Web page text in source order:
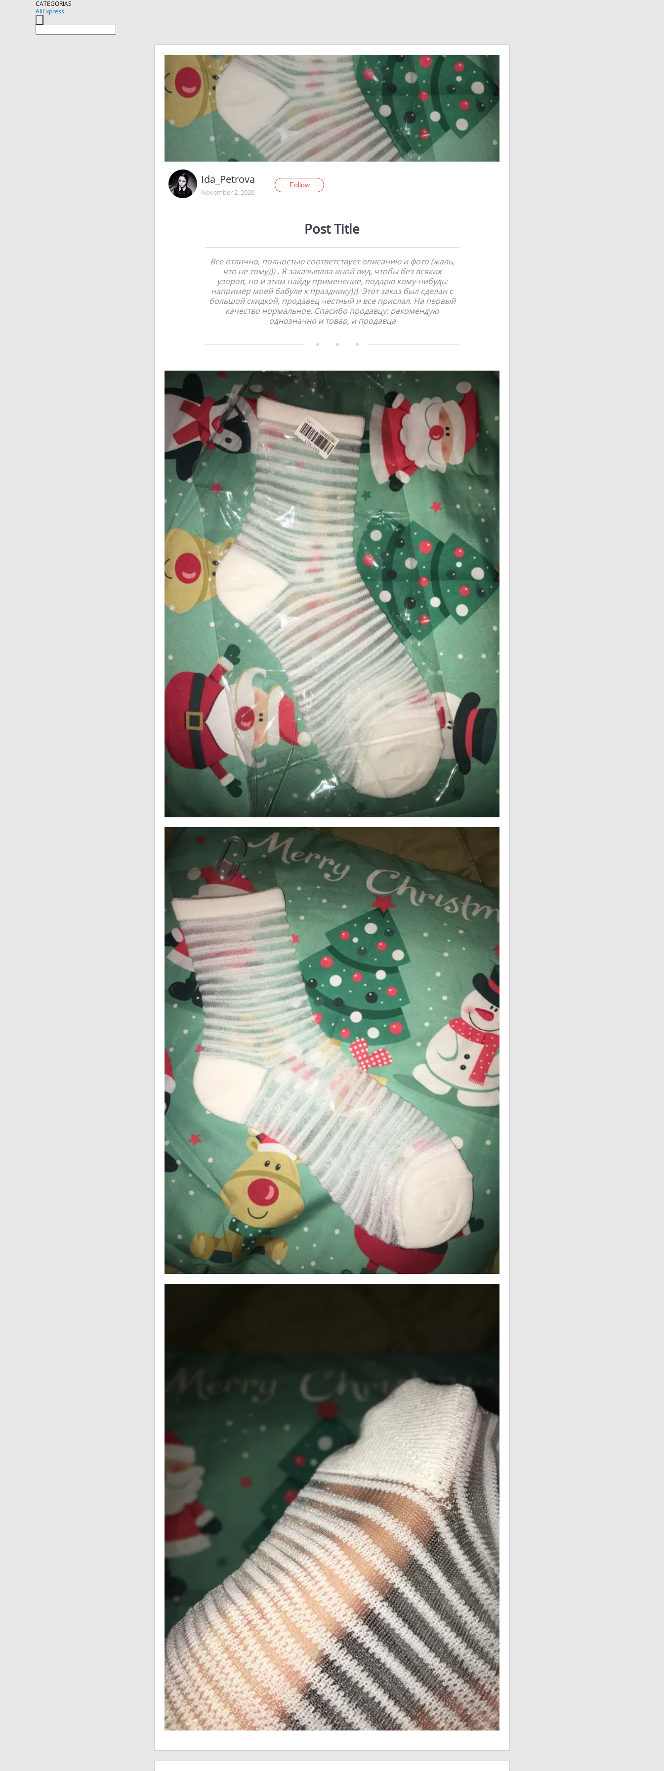
CATEGORIAS
AliExpress
Ida_Petrova
November 2, 2020
Follow
Post Title
Все отлично, полностью соответствует описанию и фото (жаль,
что не тому))) . Я заказывала иной вид, чтобы без всяких
узоров, но и этим найду применение, подарю кому-нибудь:
например моей бабуле к празднику))). Этот заказ был сделан с
большой скидкой, продавец честный и все прислал. На первый
качество нормальное. Спасибо продавцу: рекомендую
однозначно и товар, и продавца